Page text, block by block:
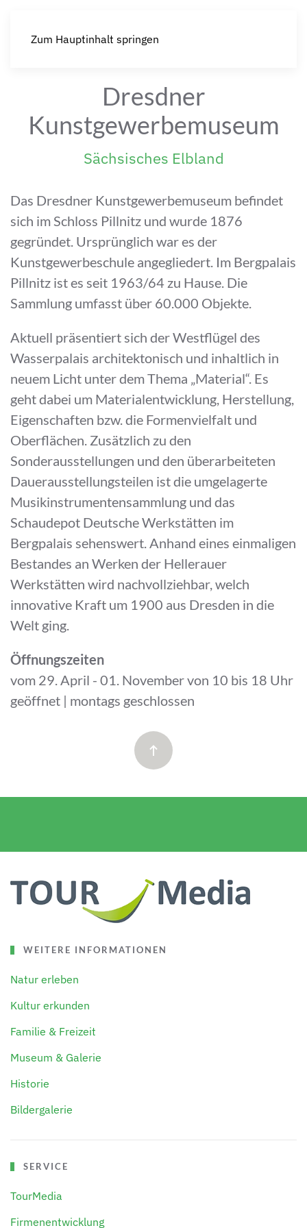
Zum Hauptinhalt springen
Dresdner
Kunstgewerbemuseum
Sächsisches Elbland
Das Dresdner Kunstgewerbemuseum befindet
sich im Schloss Pillnitz und wurde 1876
gegründet. Ursprünglich war es der
Kunstgewerbeschule angegliedert. Im Bergpalais
Pillnitz ist es seit 1963/64 zu Hause. Die
Sammlung umfasst über 60.000 Objekte.
Aktuell präsentiert sich der Westflügel des
Wasserpalais architektonisch und inhaltlich in
neuem Licht unter dem Thema „Material“. Es
geht dabei um Materialentwicklung, Herstellung,
Eigenschaften bzw. die Formenvielfalt und
Oberflächen. Zusätzlich zu den
Sonderausstellungen und den überarbeiteten
Dauerausstellungsteilen ist die umgelagerte
Musikinstrumentensammlung und das
Schaudepot Deutsche Werkstätten im
Bergpalais sehenswert. Anhand eines einmaligen
Bestandes an Werken der Hellerauer
Werkstätten wird nachvollziehbar, welch
innovative Kraft um 1900 aus Dresden in die
Welt ging.
Öffnungszeiten
vom 29. April - 01. November von 10 bis 18 Uhr
geöffnet | montags geschlossen
WEITERE INFORMATIONEN
Natur erleben
Kultur erkunden
Familie & Freizeit
Museum & Galerie
Historie
Bildergalerie
SERVICE
TourMedia
Firmenentwicklung